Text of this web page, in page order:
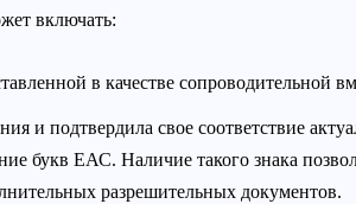
включать:
в качестве сопроводительной
и подтвердила свое соответствие
букв ЕАС. Наличие такого знака
разрешительных документов.